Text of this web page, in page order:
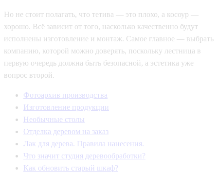
Но не стоит полагать, что тетива — это плохо, а косоур —
хорошо. Всё зависит от того, насколько качественно будут
исполнены изготовление и монтаж. Самое главное — выбрать
компанию, которой можно доверять, поскольку лестница в
первую очередь должна быть безопасной, а эстетика уже
вопрос второй.
Фотоархив производства
Изготовление продукции
Необычные столы
Отделка деревом на заказ
Лак для дерева. Правила нанесения.
Что значит студия деревообработки?
Как обновить старый шкаф?